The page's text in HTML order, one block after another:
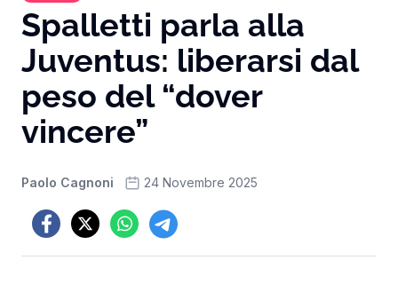
Spalletti parla alla
Juventus: liberarsi dal
peso del “dover
vincere”
Paolo Cagnoni 24 Novembre 2025